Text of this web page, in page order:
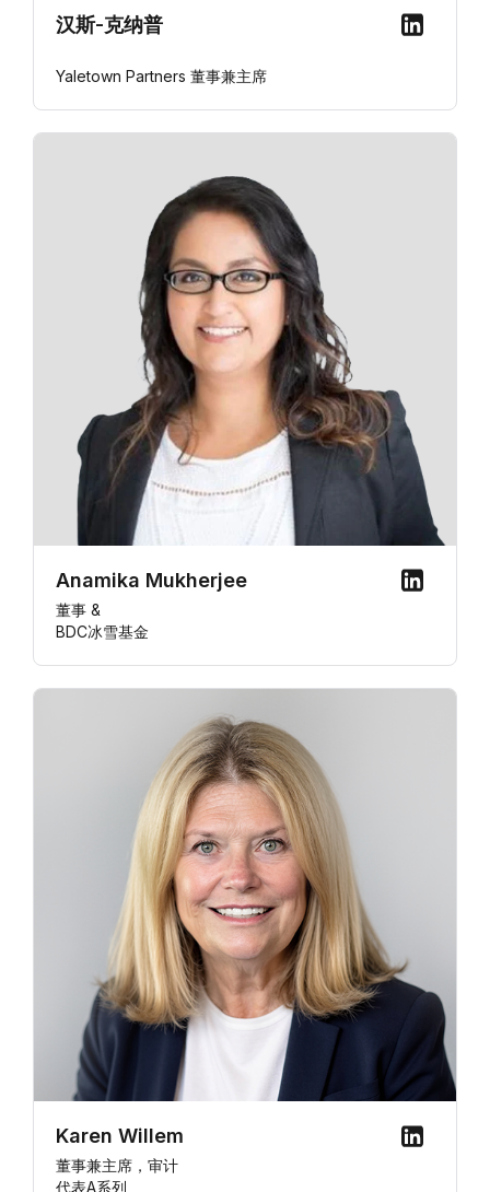
汉斯-克纳普
Yaletown Partners 董事兼主席
Anamika Mukherjee
董事 &
BDC冰雪基金
Karen Willem
董事兼主席，审计
代表A系列